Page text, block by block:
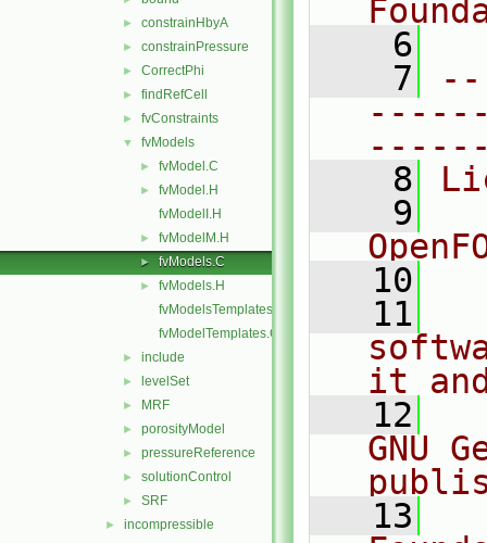
► constrainHbyA
► constrainPressure
► CorrectPhi
► findRefCell
► fvConstraints
▼ fvModels
► fvModel.C
►
fvModel.H
fvModelI.H
► fvModelM.H
► fvModels.C
►
fvModels.H
fvModelsTemplates.C
fvModelTemplates.C
► include
► levelSet
► MRF
► porosityModel
► pressureReference
► solutionControl
► SRF
► incompressible
    6
    7
    8
    9
   10
   11
it
   12
GNU
   13